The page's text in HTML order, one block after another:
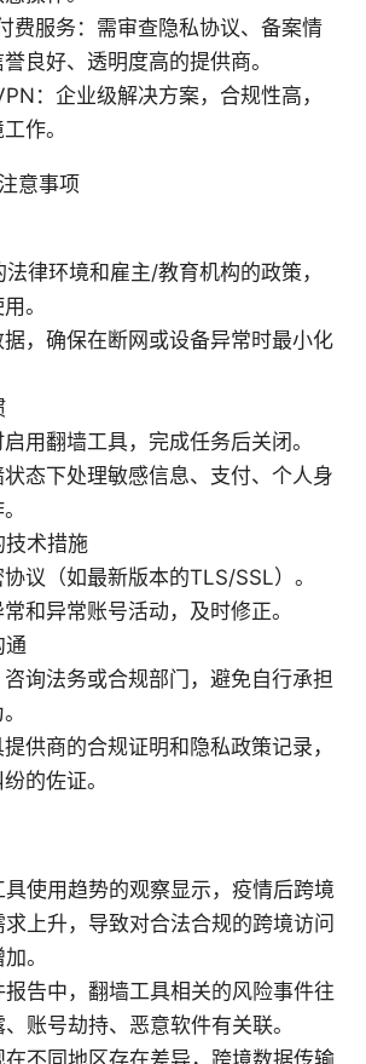
费服务：需审查隐私协议、备案情
良好、透明度高的提供商。
：企业级解决方案，合规性高，
作。
意事项
。
，确保在断网或设备异常时最小化
用翻墙工具，完成任务后关闭。
态下处理敏感信息、支付、个人身
技术措施
议（如最新版本的TLS/SSL）。
和异常账号活动，及时修正。
通
询法务或合规部门，避免自行承担
供商的合规证明和隐私政策记录，
的佐证。
使用趋势的观察显示，疫情后跨境
上升，导致对合法合规的跨境访问
。
报告中，翻墙工具相关的风险事件往
账号劫持、恶意软件有关联。